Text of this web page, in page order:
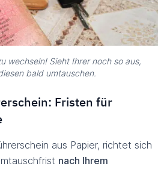
wechseln! Sieht Ihrer noch so aus,
bald umtauschen.
Fristen für
aus Papier, richtet sich
nach Ihrem